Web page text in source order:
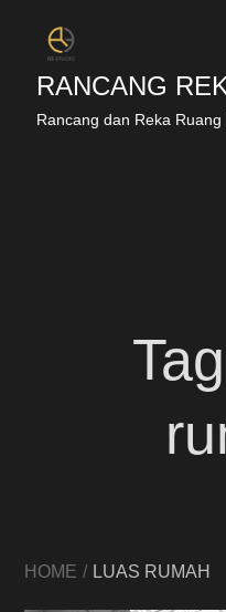
RANCANG
Rancang dan Reka
HOME LUAS RUMAH